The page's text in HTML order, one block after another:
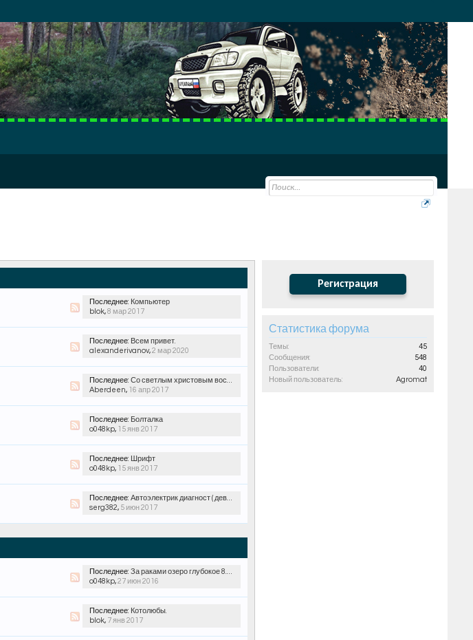
Последнее: Компьютер
blok,8 мар 2017
Последнее: Всем привет.
alexanderivanov,2 мар 2020
Последнее: Со светлым христовым воскресением!
Aberdeen, 16 апр 2017
Последнее: Болталка
o048kp, 15 янв 2017
Последнее:
Шрифт
o048kp, 15 янв 2017
Последнее: Автоэлектрик диагност ( девяткино )
serg382, 5 июн 2017
Последнее: За раками озеро глубокое 8.9.10 июля
o048kp,27 июн 2016
Последнее: Котолюбы.
blok, 7 янв 2017
Регистрация
Статистика форума
Темы:
45
Сообщения:
548
Пользователи:
40
Новый пользователь:
Agromat